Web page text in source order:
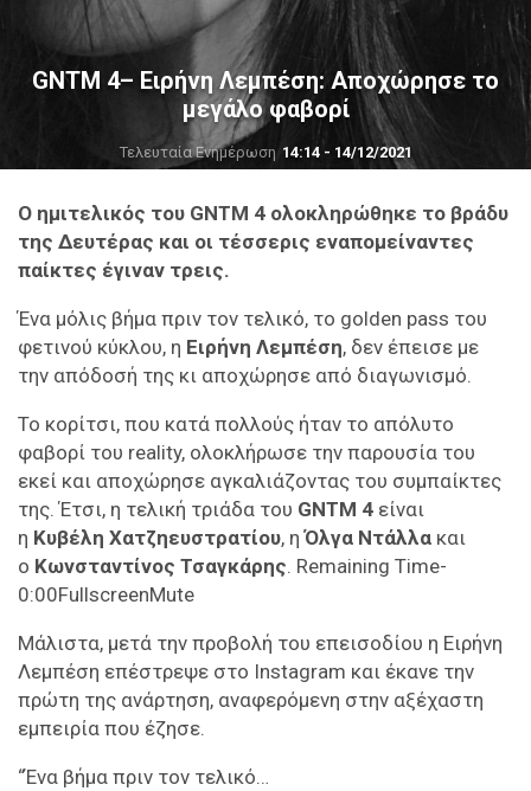
GNTM 4– Ειρήνη Λεμπέση: Αποχώρησε το
μεγάλο φαβορί
Τελευταία Ενημέρωση 14:14 - 14/12/2021
Ο ημιτελικός του GNTM 4 ολοκληρώθηκε το βράδυ
της Δευτέρας και οι τέσσερις εναπομείναντες
παίκτες έγιναν τρεις.
Ένα μόλις βήμα πριν τον τελικό, το golden pass του
φετινού κύκλου, η Ειρήνη Λεμπέση, δεν έπεισε με
την απόδοσή της κι αποχώρησε από διαγωνισμό.
Το κορίτσι, που κατά πολλούς ήταν το απόλυτο
φαβορί του reality, ολοκλήρωσε την παρουσία του
εκεί και αποχώρησε αγκαλιάζοντας του συμπαίκτες
της. Έτσι, η τελική τριάδα του GNTM 4 είναι
η Κυβέλη Χατζηευστρατίου, ηΌλγα Ντάλλα και
ο Κωνσταντίνος Τσαγκάρης. Remaining Time-
0:00FullscreenMute
Μάλιστα, μετά την προβολή του επεισοδίου η Ειρήνη
Λεμπέση επέστρεψε στο Instagram και έκανε την
πρώτη της ανάρτηση, αναφερόμενη στην αξέχαστη
εμπειρία που έζησε.
“Ένα βήμα πριν τον τελικό…